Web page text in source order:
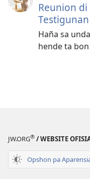
Reunion
Haña sa
hende ta
JW.ORG® / WEBSITE
Opshon pa